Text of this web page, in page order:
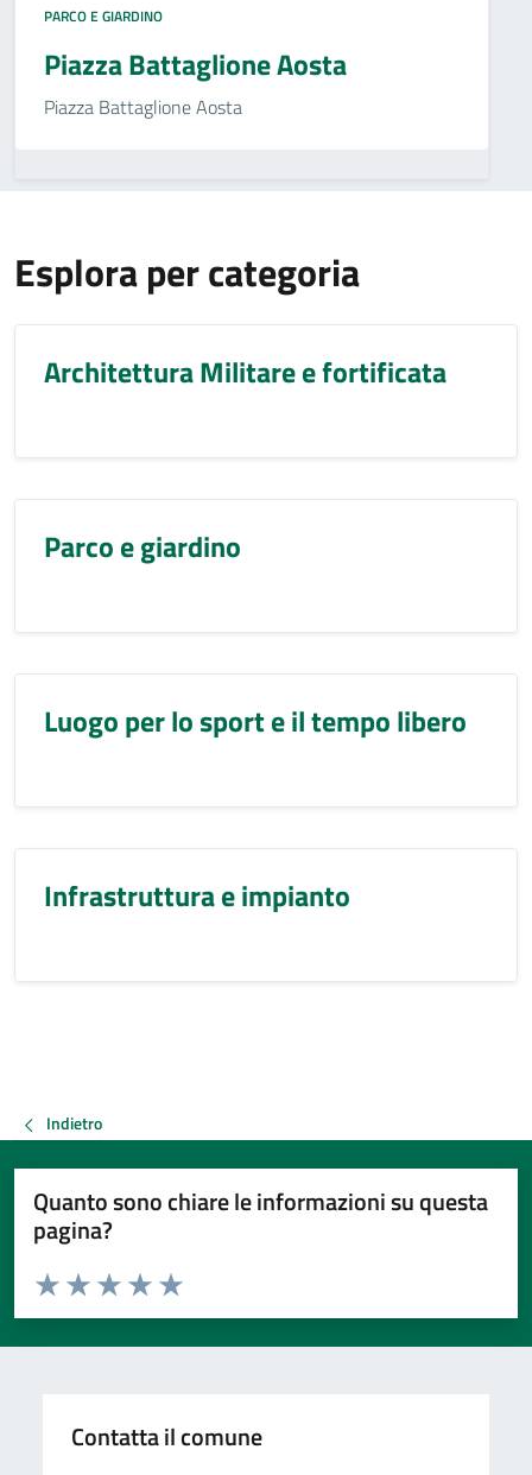
PARCO E GIARDINO
Piazza Battaglione Aosta
Piazza Battaglione Aosta
Esplora per categoria
Architettura Militare e fortificata
Parco e giardino
Luogo per lo sport e il tempo libero
Infrastruttura e impianto
Indietro
Quanto sono chiare le informazioni su questa
pagina?
Valuta da 1 a 5 stelle la pagina
Valuta 5 stelle su 5
Valuta 4 stelle su 5
Valuta 3 stelle su 5
Valuta 2 stelle su 5
Valuta 1 stelle su 5
Contatta il comune